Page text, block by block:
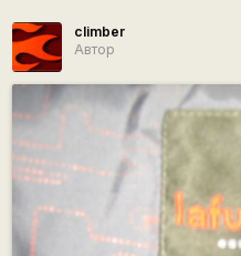
climber
Автор